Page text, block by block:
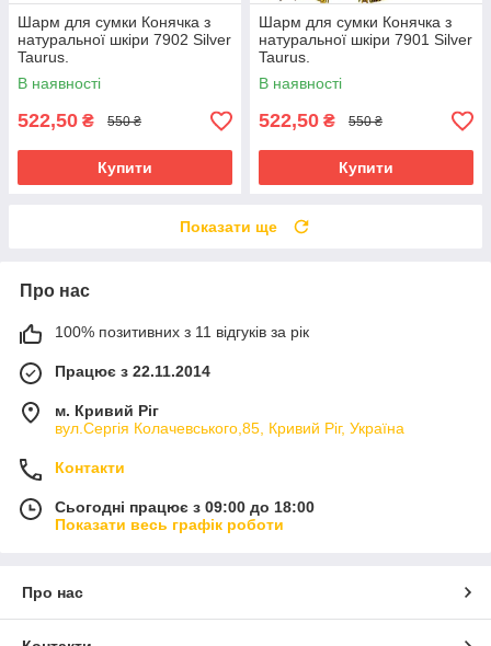
Шарм для сумки Конячка з
натуральної шкіри 7902 Silver
Taurus.
В наявності
522,50 ₴ 550 ₴
Купити
Шарм для сумки Конячка з
натуральної шкіри 7901 Silver
Taurus.
В наявності
522,50 ₴ 550 ₴
Купити
Показати ще
Про нас
100% позитивних з 11 відгуків за рік
Працює з 22.11.2014
м. Кривий Ріг
вул.Сергія Колачевського,85, Кривий Ріг, Україна
Контакти
Сьогодні працює з 09:00 до 18:00
Показати весь графік роботи
Про нас